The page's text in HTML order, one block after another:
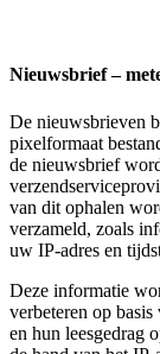
Nieuwsbrief –
De nieuwsbrieven
pixelformaat
de nieuwsbrief
van dit ophalen
verzameld, zoals
uw IP-adres en
Deze informatie
verbeteren op
en hun leesgedrag